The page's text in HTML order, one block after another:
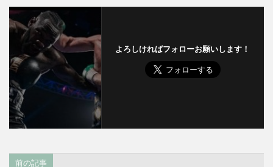
よろしければフォローお願いします！
前の記事